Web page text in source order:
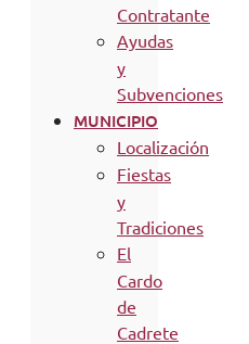
Contratante
Ayudas
y
Subvenciones
MUNICIPIO
Localización
Fiestas
y
Tradiciones
El
Cardo
de
Cadrete